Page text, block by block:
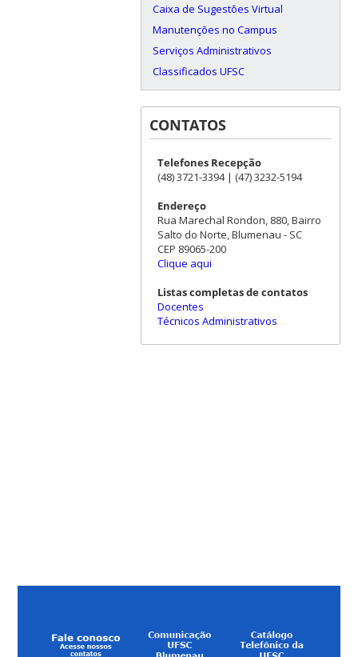
Caixa de Sugestões Virtual
Manutenções no Campus
Serviços Administrativos
Classificados UFSC
CONTATOS
Telefones Recepção
(48) 3721-3394 | (47) 3232-5194
Endereço
Rua Marechal Rondon, 880, Bairro
Salto do Norte, Blumenau - SC
CEP 89065-200
Clique aqui
Listas completas de contatos
Docentes
Técnicos Administrativos